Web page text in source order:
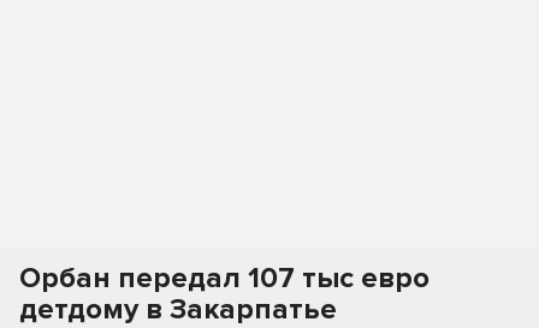
Орбан передал 107 тыс евро
детдому в Закарпатье